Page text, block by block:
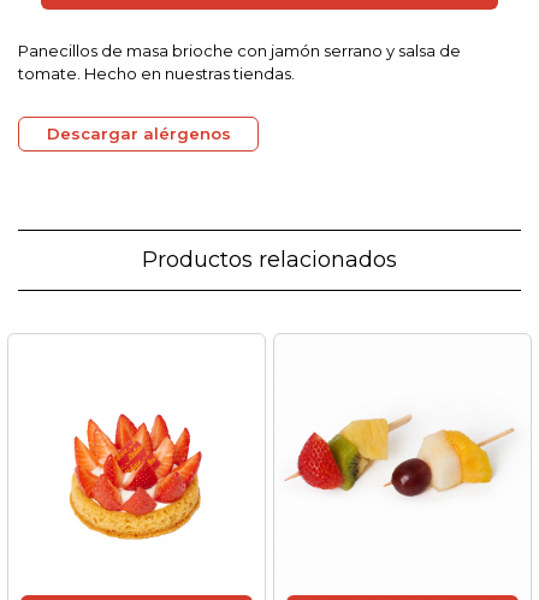
Panecillos de masa brioche con jamón serrano y salsa de
tomate. Hecho en nuestras tiendas.
Descargar alérgenos
Productos relacionados